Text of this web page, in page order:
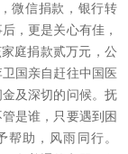
微信捐款，银行转
，更是关心有佳，
庭捐款贰万元，公
国亲自赶往中国医
及深切的问候。抚
是谁，只要遇到困
助，风雨同行。